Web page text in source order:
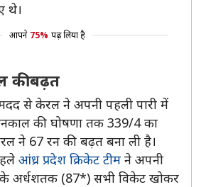
थे।
आपने 75% पढ़ लिया है
की बढ़त
से केरल ने अपनी पहली पारी में
की घोषणा तक 339/4 का
ने 67 रन की बढ़त बना ली है।
आंध्र प्रदेश क्रिकेट टीम ने अपनी
के अर्धशतक (87*) सभी विकेट खोकर